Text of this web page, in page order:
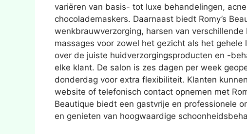
variëren van basis- tot luxe behandelingen,
chocolademaskers. Daarnaast biedt Romy’s
wenkbrauwverzorging, harsen van
massages voor zowel het gezicht als het
over de juiste huidverzorgingsproducten en -
elke klant. De salon is zes dagen per week
donderdag voor extra flexibiliteit. Klanten
website of telefonisch contact opnemen met
Beautique biedt een gastvrije en professionele
en genieten van hoogwaardige